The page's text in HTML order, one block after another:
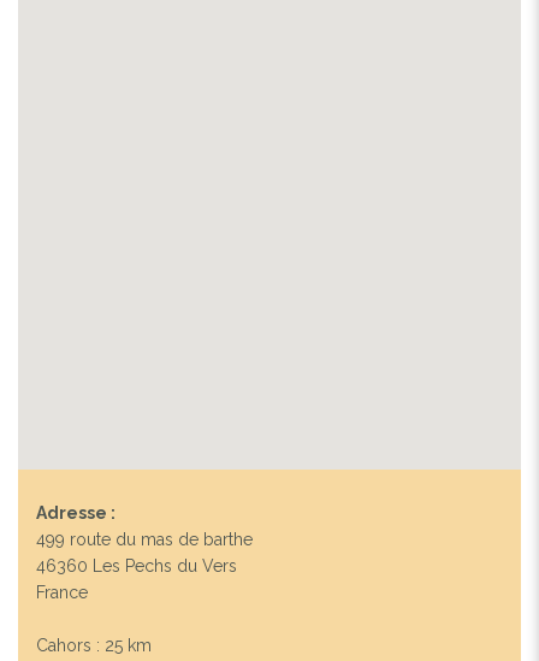
Adresse :
499 route du mas de barthe
46360 Les Pechs du Vers
France
Cahors : 25 km